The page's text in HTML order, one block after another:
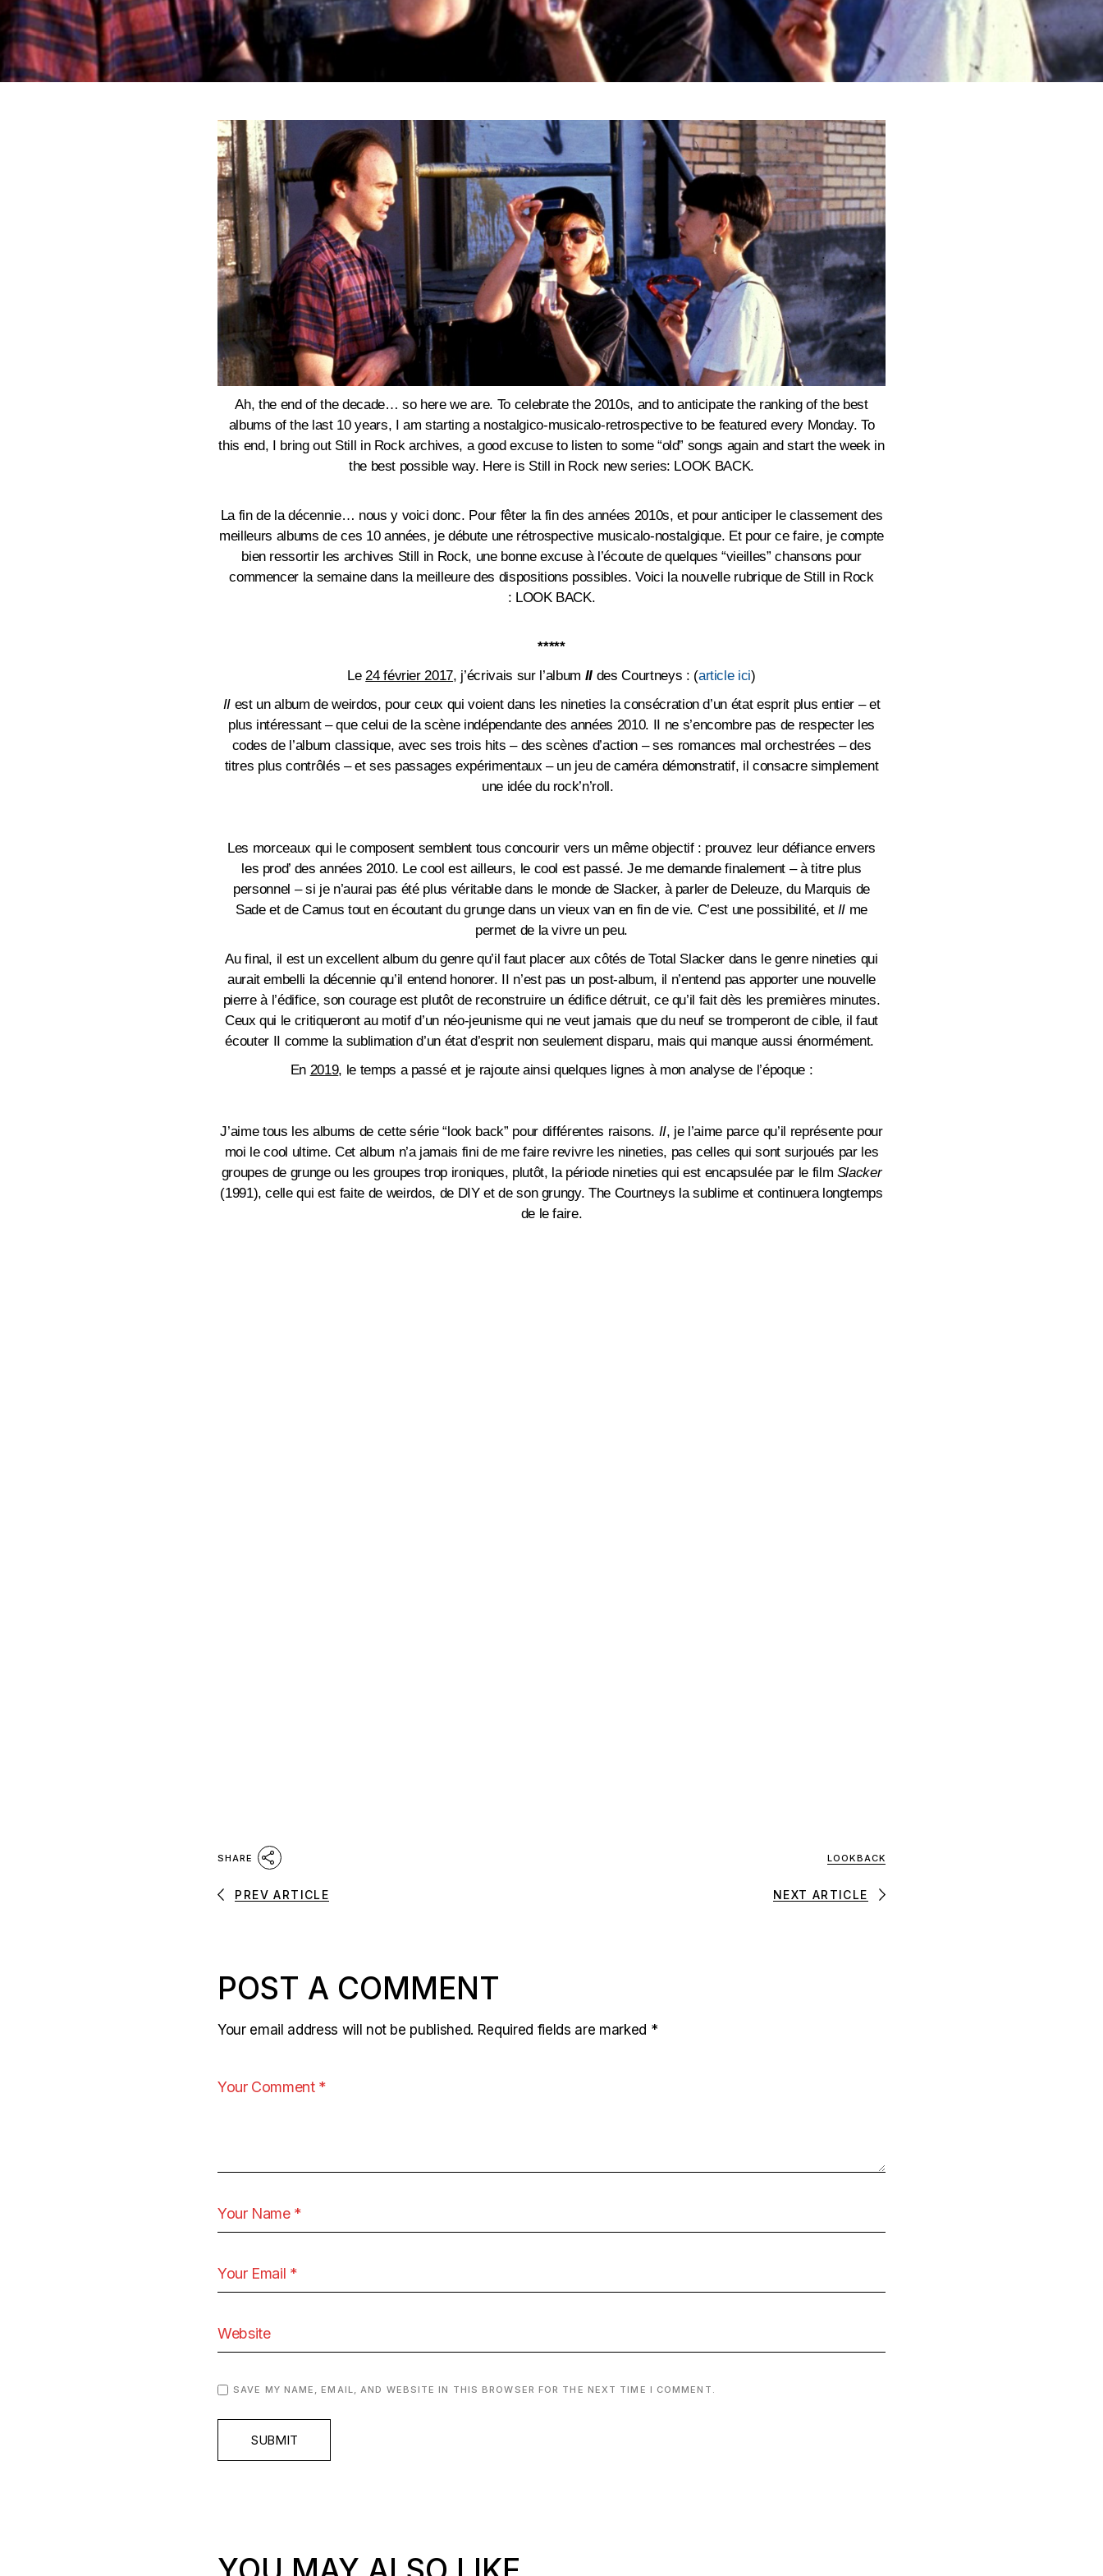
Ah, the end of the decade… so here we are. To celebrate the 2010s, and to anticipate the ranking of the best
albums of the last 10 years, I am starting a nostalgico-musicalo-retrospective to be featured every Monday. To
this end, I bring out Still in Rock archives, a good excuse to listen to some “old” songs again and start the week in
the best possible way. Here is Still in Rock new series: LOOK BACK.
La fin de la décennie… nous y voici donc. Pour fêter la fin des années 2010s, et pour anticiper le classement des
meilleurs albums de ces 10 années, je débute une rétrospective musicalo-nostalgique. Et pour ce faire, je compte
bien ressortir les archives Still in Rock, une bonne excuse à l’écoute de quelques “vieilles” chansons pour
commencer la semaine dans la meilleure des dispositions possibles.Voici la nouvelle rubrique de Still in Rock
: LOOK BACK.
*****
Le 24 février 2017, j’écrivais sur l’album IIdes Courtneys : (article ici)
II est un album de weirdos, pour ceux qui voient dans les nineties la consécration d’un état esprit plus entier – et
plus intéressant – que celui de la scène indépendante des années 2010. II ne s’encombre pas de respecter les
codes de l’album classique, avec ses trois hits – des scènes d’action – ses romances mal orchestrées – des
titres plus contrôlés – et ses passages expérimentaux – un jeu de caméra démonstratif, il consacre simplement
une idée du rock’n’roll.
Les morceaux qui le composent semblent tous concourir vers un même objectif : prouvez leur défiance envers
les prod’ des années 2010. Le cool est ailleurs, le cool est passé. Je me demande finalement – à titre plus
personnel – si je n’aurai pas été plus véritable dans le monde de Slacker, à parler de Deleuze, du Marquis de
Sade et de Camus tout en écoutant du grunge dans un vieux van en fin de vie. C’est une possibilité, etII me
permet de la vivre un peu.
Au final, il est un excellent album du genre qu’il faut placer aux côtés de Total Slacker dans le genre nineties qui
aurait embelli la décennie qu’il entend honorer. II n’est pas un post-album, il n’entend pas apporter une nouvelle
pierre à l’édifice, son courage est plutôt de reconstruire un édifice détruit, ce qu’il fait dès les premières minutes.
Ceux qui le critiqueront au motif d’un néo-jeunisme qui ne veut jamais que du neuf se tromperont de cible, il faut
écouter II comme la sublimation d’un état d’esprit non seulement disparu, mais qui manque aussi énormément.
En 2019, le temps a passé et je rajoute ainsi quelques lignes à mon analyse de l’époque :
J’aime tous les albums de cette série “look back” pour différentes raisons. II, je l’aime parce qu’il représente pour
moi le cool ultime. Cet album n’a jamais fini de me faire revivre les nineties, pas celles qui sont surjoués par les
groupes de grunge ou les groupes trop ironiques, plutôt, la période nineties qui est encapsulée par le film Slacker
(1991), celle qui est faite de weirdos, de DIY et de son grungy. The Courtneys la sublime et continuera longtemps
de le faire.
SHARE LOOKBACK
PREV ARTICLE NEXT ARTICLE
POST A COMMENT
Your email address will not be published. Required fields are marked *
SAVE MY NAME, EMAIL, AND WEBSITE IN THIS BROWSER FOR THE NEXT TIME I COMMENT.
SUBMIT